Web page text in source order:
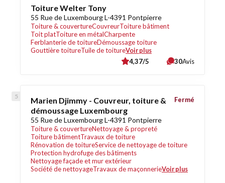
Toiture Welter Tony
55 Rue de Luxembourg L-4391 Pontpierre
Toiture & couvertureCouvreurToiture bâtiment
Toit platToiture en métalCharpente
Ferblanterie de toitureDémoussage toiture
Gouttière toitureTuile de toitureVoir plus
4,37/5 30Avis
Marien Djimmy - Couvreur, toiture &
démoussage Luxembourg
55 Rue de Luxembourg L-4391 Pontpierre
Toiture & couvertureNettoyage & propreté
Toiture bâtimentTravaux de toiture
Rénovation de toitureService de nettoyage de toiture
Protection hydrofuge des bâtiments
Nettoyage façade et mur extérieur
Société de nettoyageTravaux de maçonnerieVoir plus
Fermé